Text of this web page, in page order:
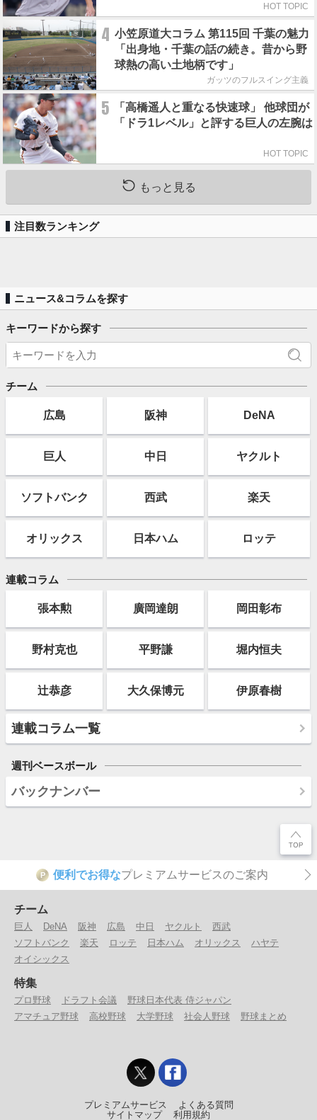
HOT TOPIC
4 小笠原道大コラム 第115回 千葉の魅力
「出身地・千葉の話の続き。昔から野
球熱の高い土地柄です」
ガッツのフルスイング主義
5
「高橋遥人と重なる快速球」 他球団が
「ドラ1レベル」と評する巨人の左腕は
HOT TOPIC
もっと見る
注目数ランキング
ニュース&コラムを探す
キーワードから探す
チーム
広島 阪神 DeNA
巨人 中日 ヤクルト
ソフトバンク 西武 楽天
オリックス 日本ハム ロッテ
連載コラム
張本勲 廣岡達朗 岡田彰布
野村克也 平野謙 堀内恒夫
辻恭彦 大久保博元 伊原春樹
連載コラム一覧
週刊ベースボール
バックナンバー
P 便利でお得なプレミアムサービスのご案内
チーム
巨人 DeNA 阪神 広島 中日 ヤクルト
西武
ソフトバンク
楽天 ロッテ 日本ハム オリックス
ハヤテ
オイシックス
特集
プロ野球 ドラフト会議
野球日本代表 侍ジャパン
アマチュア野球
高校野球 大学野球 社会人野球 野球まとめ
プレミアムサービス
よくある質問
サイトマップ
利用規約